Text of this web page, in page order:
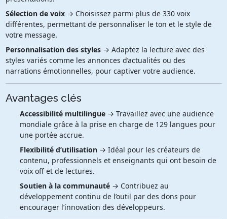
Sélection de voix→ Choisissez parmi plus de 330 voix
différentes, permettant de personnaliser le ton et le style de
votre message.
Personnalisation des styles→ Adaptez la lecture avec des
styles variés comme les annonces d’actualités ou des
narrations émotionnelles, pour captiver votre audience.
Avantages clés
Accessibilité multilingue→ Travaillez avec une audience
mondiale grâce à la prise en charge de 129 langues pour
une portée accrue.
Flexibilité d’utilisation→ Idéal pour les créateurs de
contenu, professionnels et enseignants qui ont besoin de
voix off et de lectures.
Soutien à la communauté→ Contribuez au
développement continu de l’outil par des dons pour
encourager l’innovation des développeurs.